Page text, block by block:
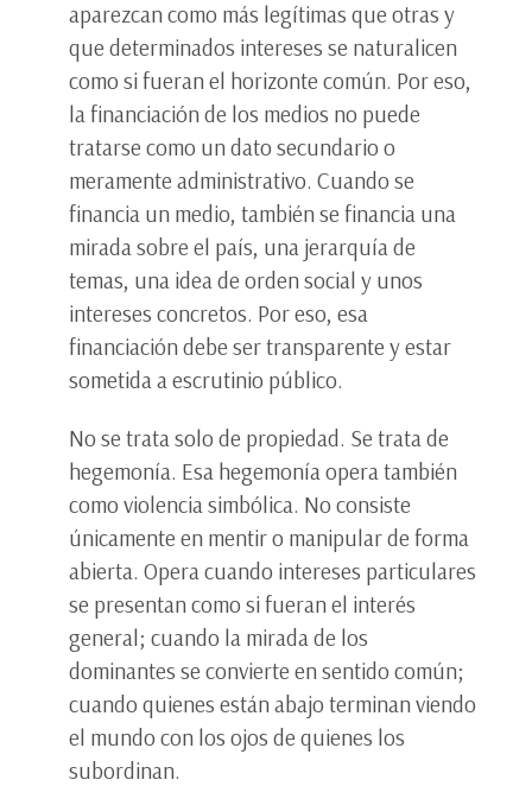
aparezcan como más legítimas que otras y
que determinados intereses se naturalicen
como si fueran el horizonte común. Por eso,
la financiación de los medios no puede
tratarse como un dato secundario o
meramente administrativo. Cuando se
financia un medio, también se financia una
mirada sobre el país, una jerarquía de
temas, una idea de orden social y unos
intereses concretos. Por eso, esa
financiación debe ser transparente y estar
sometida a escrutinio público.
No se trata solo de propiedad. Se trata de
hegemonía. Esa hegemonía opera también
como violencia simbólica. No consiste
únicamente en mentir o manipular de forma
abierta. Opera cuando intereses particulares
se presentan como si fueran el interés
general; cuando la mirada de los
dominantes se convierte en sentido común;
cuando quienes están abajo terminan viendo
el mundo con los ojos de quienes los
subordinan.